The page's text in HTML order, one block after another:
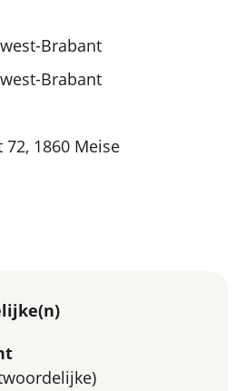
Brabant
Brabant
1860 Meise